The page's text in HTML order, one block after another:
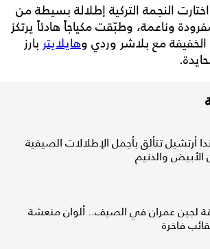
اختارت النجمة التركية إطلالة بسيطة من
وناعمة، وطبّقت مكياجاً هادئاً يرتكز
الخفيفة مع بلاشر وردي وهايلايتر بارز
أرتشيل تتألق بأجمل الإطلالات الصيفية
الأبيض والدنيم
لجين عمران في الصيف.. ألوان منعشة
فاخرة